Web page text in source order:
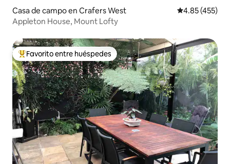
Casa de campo en Crafers West Calificación
4.85 (455)
Appleton House, Mount Lofty
Favorito entre huéspedes preferido
Favorito entre huéspedes